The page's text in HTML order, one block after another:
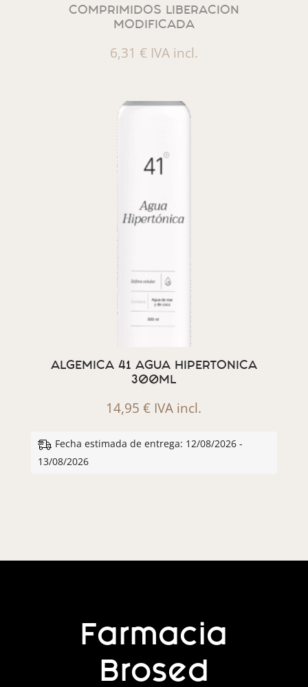
COMPRIMIDOS LIBERACION
MODIFICADA
6,31 € IVA incl.
ALGEMICA 41 AGUA HIPERTONICA
300ML
14,95€ IVA incl.
Fecha estimada de entrega: 12/08/2026 -
13/08/2026
Farmacia
Brosed